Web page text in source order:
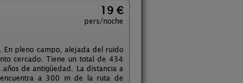
19 €
pers/noche
En pleno campo, alejada del ruido
cercado. Tiene un total de 434
de antigüedad. La distancia a
a 300 m de la ruta de